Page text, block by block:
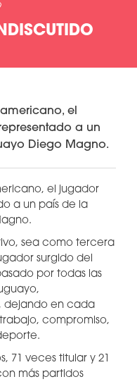
el
a un
Diego Magno.
el jugador
a un país de la
sea como tercera
surgido del
por todas las
dejando en cada
compromiso,
71 veces titular y 21
más partidos